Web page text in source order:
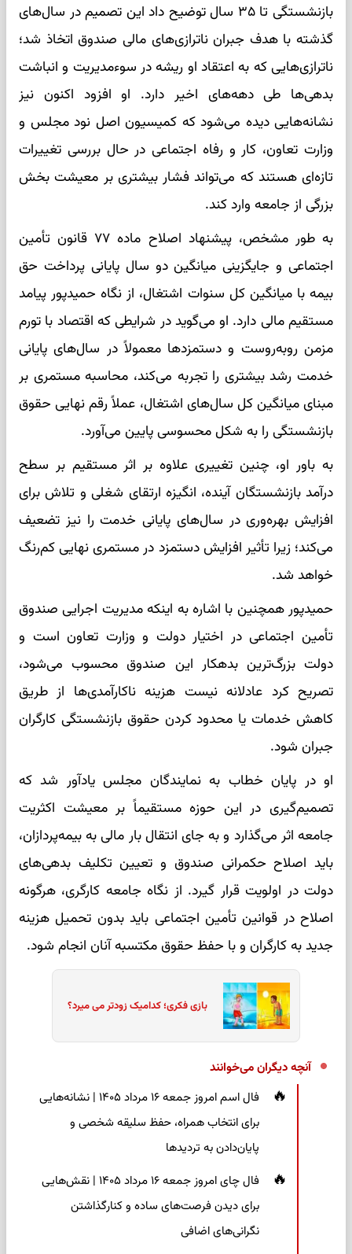
بازنشستگی تا ۳۵ سال توضیح داد این تصمیم در سال‌های
گذشته با هدف جبران ناترازی‌های مالی صندوق اتخاذ شد؛
ناترازی‌هایی که به اعتقاد او ریشه در سوءمدیریت و انباشت
بدهی‌ها طی دهه‌های اخیر دارد. او افزود اکنون نیز
نشانه‌هایی دیده می‌شود که کمیسیون اصل نود مجلس و
وزارت تعاون، کار و رفاه اجتماعی در حال بررسی تغییرات
تازه‌ای هستند که می‌تواند فشار بیشتری بر معیشت بخش
بزرگی از جامعه وارد کند.
به طور مشخص، پیشنهاد اصلاح ماده ۷۷ قانون تأمین
اجتماعی و جایگزینی میانگین دو سال پایانی پرداخت حق
بیمه با میانگین کل سنوات اشتغال، از نگاه حمیدپور پیامد
مستقیم مالی دارد. او می‌گوید در شرایطی که اقتصاد با تورم
مزمن روبه‌روست و دستمزدها معمولاً در سال‌های پایانی
خدمت رشد بیشتری را تجربه می‌کند، محاسبه مستمری بر
مبنای میانگین کل سال‌های اشتغال، عملاً رقم نهایی حقوق
بازنشستگی را به شکل محسوسی پایین می‌آورد.
به باور او، چنین تغییری علاوه بر اثر مستقیم بر سطح
درآمد بازنشستگان آینده، انگیزه ارتقای شغلی و تلاش برای
افزایش بهره‌وری در سال‌های پایانی خدمت را نیز تضعیف
می‌کند؛ زیرا تأثیر افزایش دستمزد در مستمری نهایی کم‌رنگ
خواهد شد.
حمیدپور همچنین با اشاره به اینکه مدیریت اجرایی صندوق
تأمین اجتماعی در اختیار دولت و وزارت تعاون است و
دولت بزرگ‌ترین بدهکار این صندوق محسوب می‌شود،
تصریح کرد عادلانه نیست هزینه ناکارآمدی‌ها از طریق
کاهش خدمات یا محدود کردن حقوق بازنشستگی کارگران
جبران شود.
او در پایان خطاب به نمایندگان مجلس یادآور شد که
تصمیم‌گیری در این حوزه مستقیماً بر معیشت اکثریت
جامعه اثر می‌گذارد و به جای انتقال بار مالی به بیمه‌پردازان،
باید اصلاح حکمرانی صندوق و تعیین تکلیف بدهی‌های
دولت در اولویت قرار گیرد. از نگاه جامعه کارگری، هرگونه
اصلاح در قوانین تأمین اجتماعی باید بدون تحمیل هزینه
جدید به کارگران و با حفظ حقوق مکتسبه آنان انجام شود.
بازی فکری؛ کدامیک زودتر می میرد؟
آنچه دیگران می‌خوانند
فال اسم امروز جمعه ۱۶ مرداد ۱۴۰۵ | نشانه‌هایی
برای انتخاب همراه، حفظ سلیقه شخصی و
پایان‌دادن به تردیدها
فال چای امروز جمعه ۱۶ مرداد ۱۴۰۵ | نقش‌هایی
برای دیدن فرصت‌های ساده و کنارگذاشتن
نگرانی‌های اضافی